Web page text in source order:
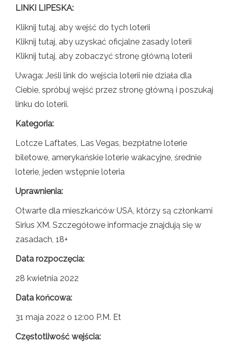
LINKI LIPESKA:
Kliknij tutaj, aby wejść do tych loterii
Kliknij tutaj, aby uzyskać oficjalne zasady loterii
Kliknij tutaj, aby zobaczyć stronę główną loterii
Uwaga: Jeśli link do wejścia loterii nie działa dla
Ciebie, spróbuj wejść przez stronę główną i poszukaj
linku do loterii.
Kategoria:
Lotcze Laftates, Las Vegas, bezpłatne loterie
biletowe, amerykańskie loterie wakacyjne, średnie
loterie, jeden wstępnie loteria
Uprawnienia:
Otwarte dla mieszkańców USA, którzy są członkami
Sirius XM. Szczegółowe informacje znajdują się w
zasadach, 18+
Data rozpoczęcia:
28 kwietnia 2022
Data końcowa:
31 maja 2022 o 12:00 P.M. Et
Częstotliwość wejścia: